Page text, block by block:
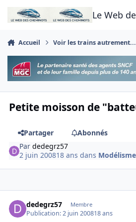
Aller au contenu
Le Web
Accueil Voir les trains autrement...
Petite moisson de
Partager
Abonnés
Pardedegrz57
2 juin 200818 ans dans
dedegrz57 Membre
Publication:2 juin 200818 ans